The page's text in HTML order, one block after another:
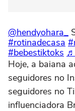
@hendyohara_
#rotinadecasa
#bebestiktoks ♬
Hoje, a baiana
seguidores no
seguidores no
influenciadora